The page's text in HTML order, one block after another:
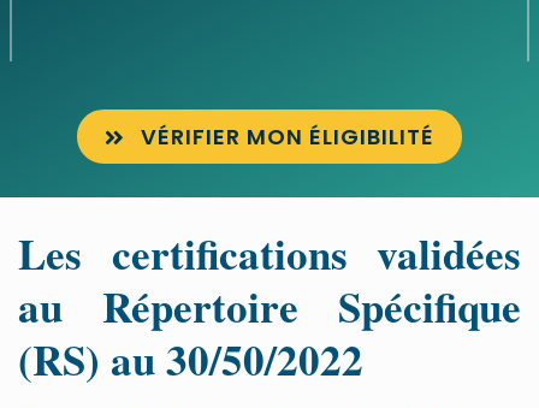
VÉRIFIER MON ÉLIGIBILITÉ
Les certifications validées
au Répertoire Spécifique
(RS) au 30/50/2022